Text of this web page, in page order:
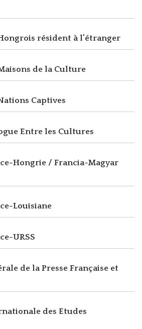
résident à l’étranger
de la Culture
Captives
Entre les Cultures
Hongrie / Francia-Magyar
Louisiane
URSS
de la Presse Française et
des Etudes